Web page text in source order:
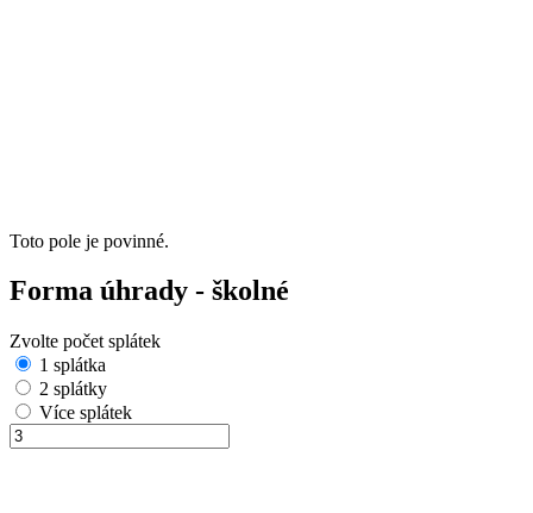
Toto pole je povinné.
Forma úhrady - školné
Zvolte počet splátek
1 splátka
2 splátky
Více splátek